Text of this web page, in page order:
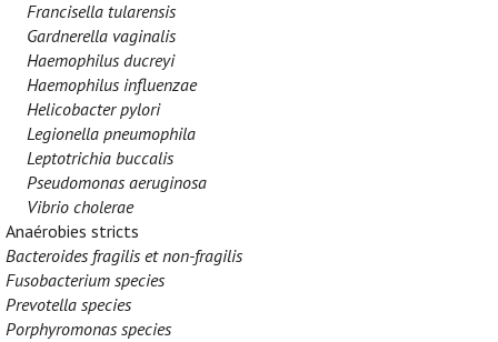
Francisella tularensis
Gardnerella vaginalis
Haemophilus ducreyi
Haemophilus influenzae
Helicobacter pylori
Legionella pneumophila
Leptotrichia buccalis
Pseudomonas aeruginosa
Vibrio cholerae
Anaérobies stricts
Bacteroides fragilis et non-fragilis
Fusobacterium species
Prevotella species
Porphyromonas species